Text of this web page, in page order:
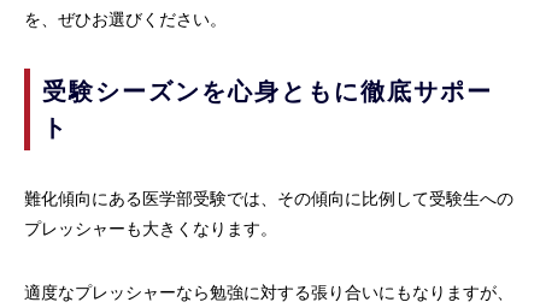
を、ぜひお選びください。
受験シーズンを心身ともに徹底サポー
ト
難化傾向にある医学部受験では、その傾向に比例して受験生への
プレッシャーも大きくなります。
適度なプレッシャーなら勉強に対する張り合いにもなりますが、